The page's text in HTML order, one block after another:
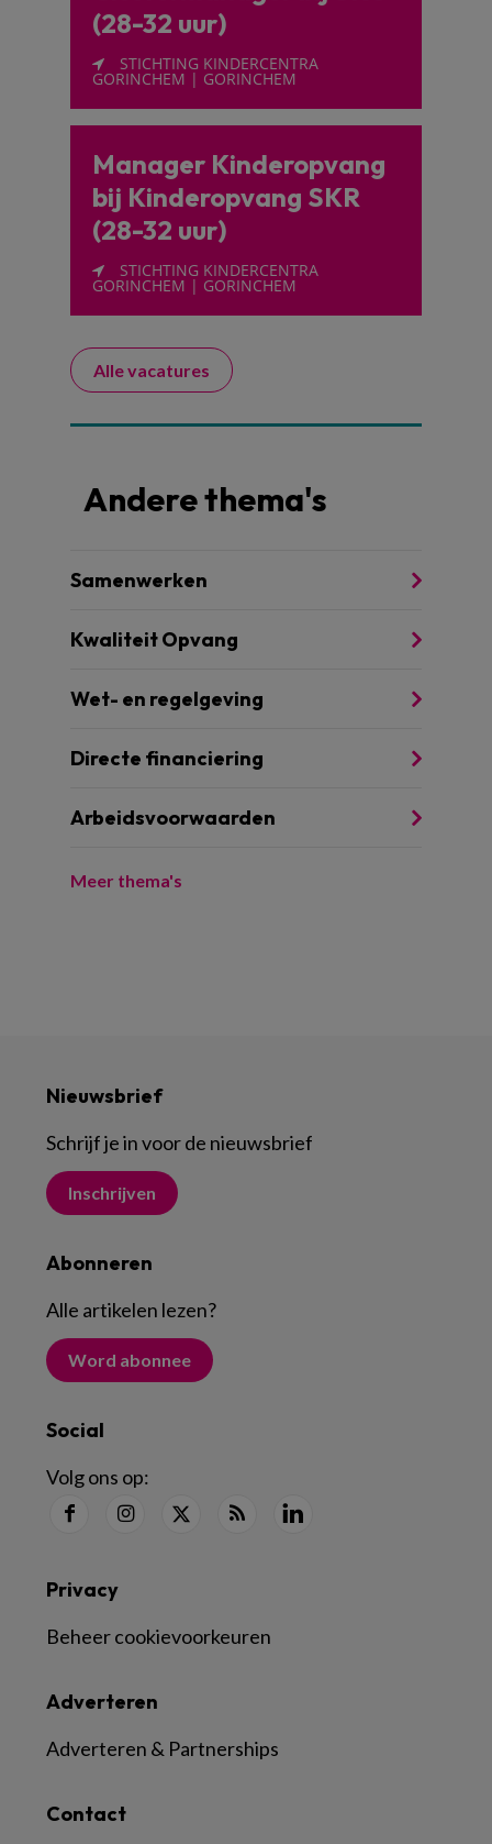
(28-32 uur)
STICHTING KINDERCENTRA
GORINCHEM | GORINCHEM
Manager Kinderopvang
bij Kinderopvang SKR
(28-32 uur)
STICHTING KINDERCENTRA
GORINCHEM | GORINCHEM
Alle vacatures
Andere thema's
Samenwerken
Kwaliteit Opvang
Wet- en regelgeving
Directe financiering
Arbeidsvoorwaarden
Meer thema's
Nieuwsbrief
Schrijf je in voor de nieuwsbrief
Inschrijven
Abonneren
Alle artikelen lezen?
Word abonnee
Social
Volg ons op:
Contact
Adverteren
Adverteren & Partnerships
Privacy
Beheer cookievoorkeuren